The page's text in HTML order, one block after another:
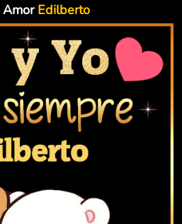
Amor Edilberto